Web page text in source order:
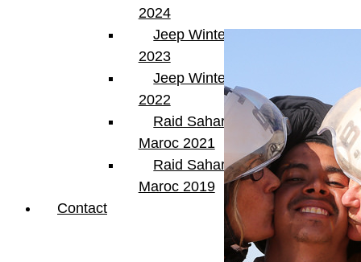
2024
Jeep Winter Tour
2023
Jeep Winter Tour
2022
Raid Sahara Tour
Maroc 2021
Raid Sahara Tour
Maroc 2019
Contact